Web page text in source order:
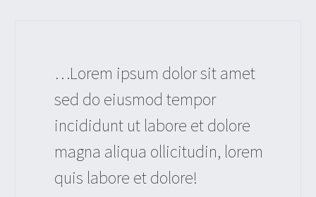
…Lorem ipsum dolor sit amet
sed do eiusmod tempor
incididunt ut labore et dolore
magna aliqua ollicitudin, lorem
quis labore et dolore!